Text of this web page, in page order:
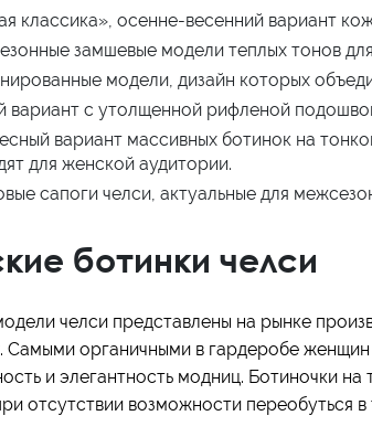
классика», осенне-весенний вариант
замшевые модели теплых тонов
модели, дизайн которых
вариант с утолщенной рифленой
вариант массивных ботинок на
для женской аудитории.
сапоги челси, актуальные для
ботинки челси
челси представлены на рынке
Самыми органичными в гардеробе
и элегантность модниц. Ботиночки
отсутствии возможности переобуться в